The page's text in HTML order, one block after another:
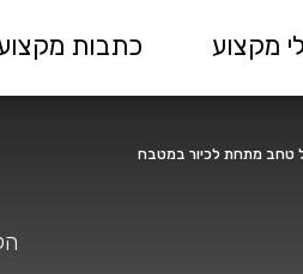
מקצוע כתבות
טחב מתחת לכיור במטבח